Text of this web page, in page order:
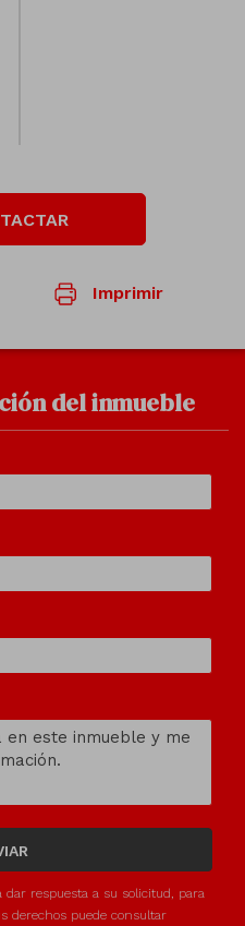
Imprimir
del inmueble
dar respuesta a su solicitud, para
derechos puede consultar